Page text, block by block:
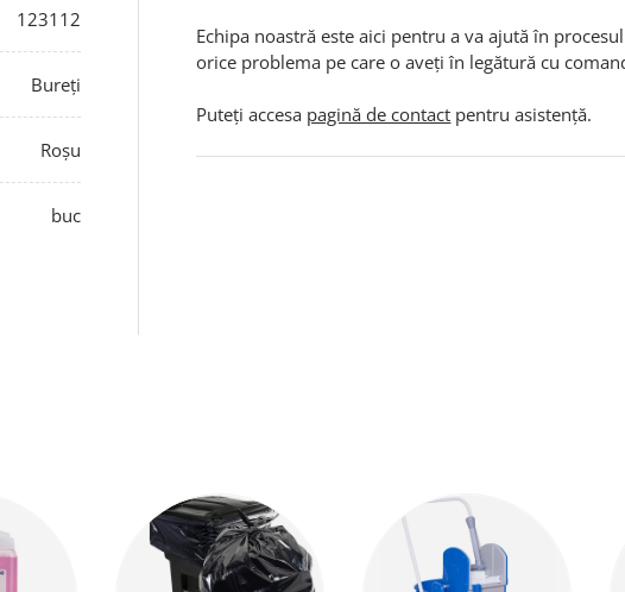
Echipa noastră este aici pentru a va ajută în
orice problema pe care o aveți în legătură cu
Puteți accesa pagină de contact pentru asistență.
123112
Bureți
Roșu
buc